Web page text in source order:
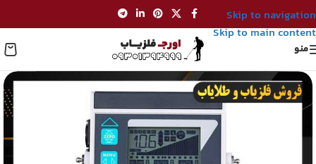
Skip to navigation
Skip to main content
منو